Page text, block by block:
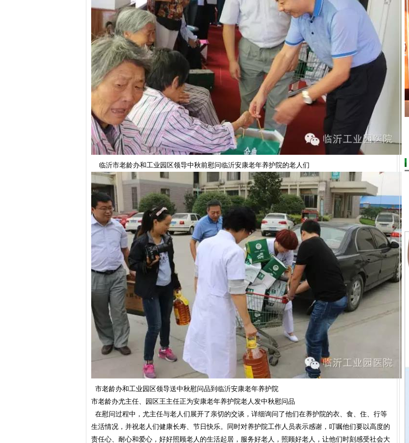
临沂市老龄办和工业园区领导中秋前慰问临沂安康老年养护院的老人们
市老龄办和工业园区领导送中秋慰问品到临沂安康老年养护院
市老龄办尤主任、园区王主任正为安康老年养护院老人发中秋慰问品
在慰问过程中，尤主任与老人们展开了亲切的交谈，详细询问了他们在养护院的衣、食、住、行等
生活情况，并祝老人们健康长寿、节日快乐。同时对养护院工作人员表示感谢，叮嘱他们要以高度的
责任心、耐心和爱心，好好照顾老人的生活起居，服务好老人，照顾好老人，让他们时刻感受社会大